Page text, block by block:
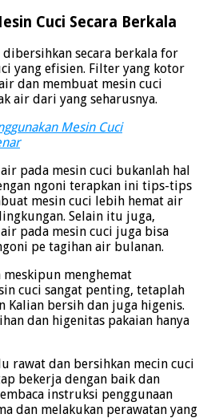
Cuci Secara Berkala
secara berkala for
yang efisien. Filter yang kotor
dan membuat mesin cuci
air dari yang seharusnya.
Mesin Cuci
pada mesin cuci bukanlah hal
ngoni terapkan ini tips-tips
mesin cuci lebih hemat air
Selain itu juga,
pada mesin cuci juga bisa
pe tagihan air bulanan.
menghemat
cuci sangat penting, tetaplah
Kalian bersih dan juga higenis.
dan higenitas pakaian hanya
rawat dan bersihkan mecin cuci
bekerja dengan baik dan
instruksi penggunaan
dan melakukan perawatan yang